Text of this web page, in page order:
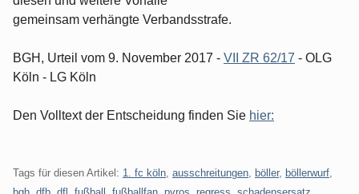
gemeinsam verhängte Verbandsstrafe.
BGH, Urteil vom 9. November 2017 - VII ZR 62/17 - OLG
Köln - LG Köln
Den Volltext der Entscheidung finden Sie hier:
Tags für diesen Artikel: 1. fc köln ausschreitungen böller, böllerwurf